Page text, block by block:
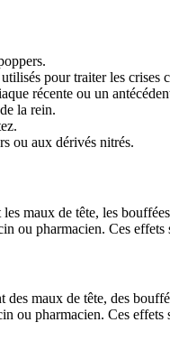
pour traiter les crises
récente ou un
la rein.
ou aux dérivés nitrés.
maux de tête, les
ou pharmacien. Ces
maux de tête, des
ou pharmacien. Ces